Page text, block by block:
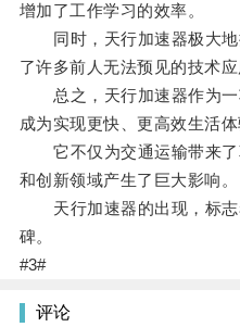
增加了工作学习的效率。
同时，天行加速器极大地
了许多前人无法预见的技术应
总之，天行加速器作为一
成为实现更快、更高效生活体
它不仅为交通运输带来了
和创新领域产生了巨大影响。
天行加速器的出现，标志
碑。
#3#
评论